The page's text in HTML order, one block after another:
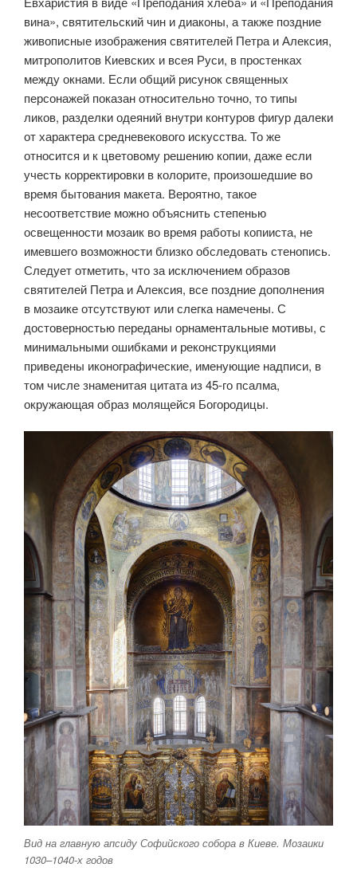
вина», святительский чин и диаконы, а также поздние
живописные изображения святителей Петра и Алексия,
митрополитов Киевских и всея Руси, в простенках
между окнами. Если общий рисунок священных
персонажей показан относительно точно, то типы
ликов, разделки одеяний внутри контуров фигур далеки
от характера средневекового искусства. То же
относится и к цветовому решению копии, даже если
учесть корректировки в колорите, произошедшие во
время бытования макета. Вероятно, такое
несоответствие можно объяснить степенью
освещенности мозаик во время работы копииста, не
имевшего возможности близко обследовать стенопись.
Следует отметить, что за исключением образов
святителей Петра и Алексия, все поздние дополнения
в мозаике отсутствуют или слегка намечены. С
достоверностью переданы орнаментальные мотивы, с
минимальными ошибками и реконструкциями
приведены иконографические, именующие надписи, в
том числе знаменитая цитата из 45-го псалма,
окружающая образ молящейся Богородицы.
Вид на главную апсиду Софийского собора в Киеве. Мозаики
1030–1040-х годов